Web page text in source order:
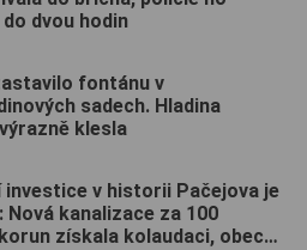
dvou hodin
fontánu v
sadech. Hladina
klesla
investice v historii Pačejova je
Nová kanalizace za 100
získala kolaudaci, obec